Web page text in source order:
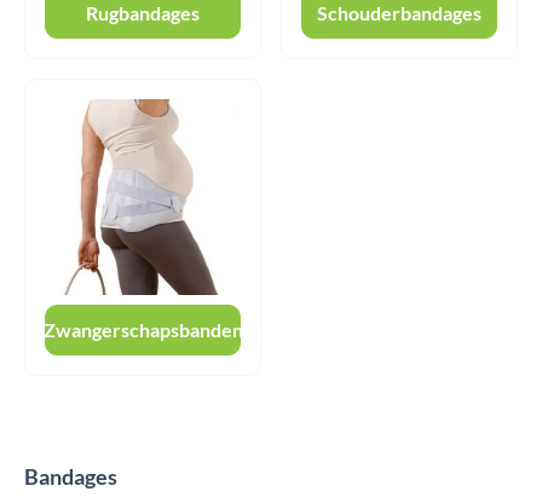
Rugbandages Schouderbandages
Zwangerschapsbanden
Bandages